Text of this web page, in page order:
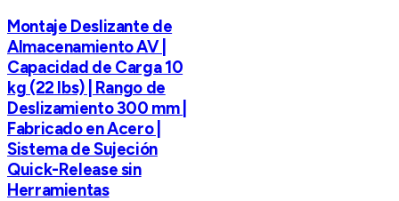
Montaje Deslizante de
Almacenamiento AV |
Capacidad de Carga 10
kg (22 lbs) | Rango de
Deslizamiento 300 mm |
Fabricado en Acero |
Sistema de Sujeción
Quick-Release sin
Herramientas